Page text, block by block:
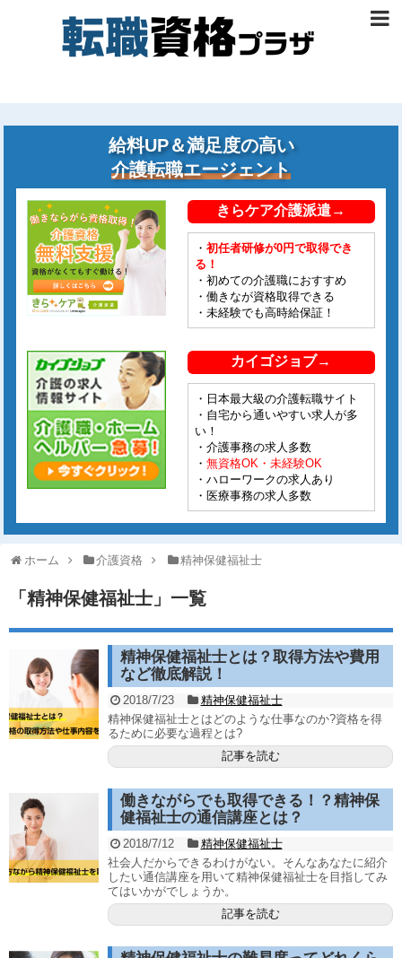
給料UP＆満足度の高い
介護転職エージェント
きらケア介護派遣→
・初任者研修が0円で取得でき
る！
・初めての介護職におすすめ
・働きなが資格取得できる
・未経験でも高時給保証！
カイゴジョブ→
・日本最大級の介護転職サイト
・自宅から通いやすい求人が多
い！
・介護事務の求人多数
・無資格OK・未経験OK
・ハローワークの求人あり
・医療事務の求人多数
ホーム 介護資格 精神保健福祉士
「 精神保健福祉士 」 一覧
精神保健福祉士とは？取得方法や費用
など徹底解説！
2018/7/23
精神保健福祉士
精神保健福祉士とはどのような仕事なのか?資格を得
るために必要な過程とは?
記事を読む
働きながらでも取得できる！？精神保
健福祉士の通信講座とは？
2018/7/12
精神保健福祉士
社会人だからできるわけがない。そんなあなたに紹介
したい通信講座を用いて精神保健福祉士を目指してみ
てはいかがでしょうか。
記事を読む